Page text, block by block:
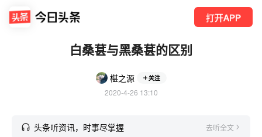
打开APP
白桑葚与黑桑葚的区别
椹之源 关注
2020-4-26 13:10
头条听资讯，时事尽掌握 去听全文